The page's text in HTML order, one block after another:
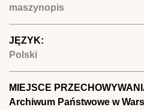
maszynopis
JĘZYK:
Polski
MIEJSCE
Archiwum Państwowe w